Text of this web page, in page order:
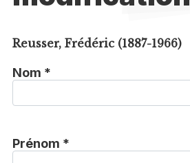
Reusser, Frédéric (1887-1966)
Nom *
Prénom *